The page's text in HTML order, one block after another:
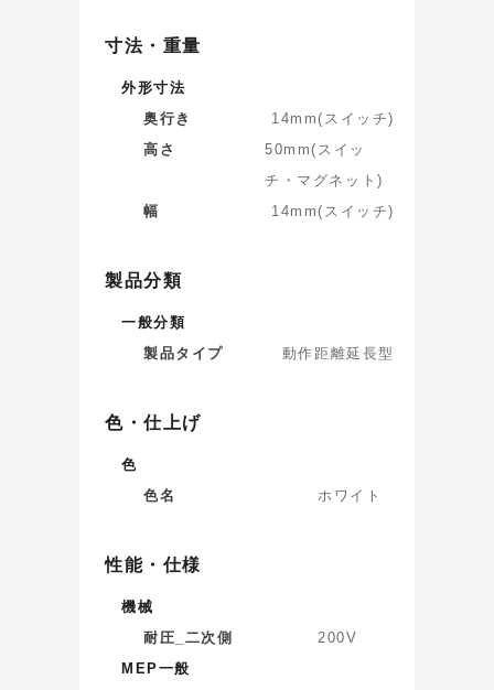
寸法・重量
外形寸法
奥行き
14mm( スイッチ)
高さ
50mm( スイッ
チ・マグネット)
幅
14mm( スイッチ)
製品分類
一般分類
製品タイプ
動作距離延長型
色・仕上げ
色
色名
ホワイト
性能・仕様
機械
耐圧_二次側
200V
MEP一般